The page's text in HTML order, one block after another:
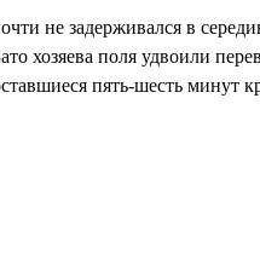
не задерживался в
хозяева поля удвоили
пять-шесть минут